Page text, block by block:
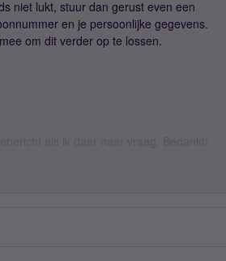
niet lukt, stuur dan gerust even een
en je persoonlijke gegevens.
om dit verder op te lossen.